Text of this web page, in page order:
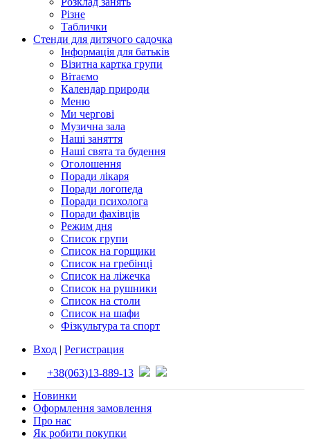
Різне
Таблички
Стенди для дитячого садочка
Інформація для батьків
Візитна картка групи
Вітаємо
Календар природи
Меню
Ми чергові
Музична зала
Наші заняття
Наші свята та будення
Оголошення
Поради лікаря
Поради логопеда
Поради психолога
Поради фахівців
Режим дня
Список групи
Список на горщики
Список на гребінці
Список на ліжечка
Список на рушники
Список на столи
Список на шафи
Фізкультура та спорт
Вход | Регистрация
+38(063)13-889-13
Новинки
Оформлення замовлення
Про нас
Як робити покупки